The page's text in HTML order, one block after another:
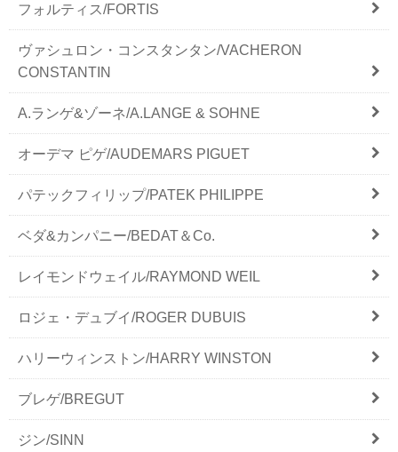
フォルティス/FORTIS
ヴァシュロン・コンスタンタン/VACHERON
CONSTANTIN
A.ランゲ&ゾーネ/A.LANGE & SOHNE
オーデマ ピゲ/AUDEMARS PIGUET
パテックフィリップ/PATEK PHILIPPE
ベダ&カンパニー/BEDAT＆Co.
レイモンドウェイル/RAYMOND WEIL
ロジェ・デュブイ/ROGER DUBUIS
ハリーウィンストン/HARRY WINSTON
ブレゲ/BREGUT
ジン/SINN